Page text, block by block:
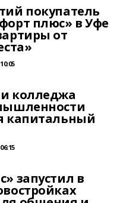
покупатель
плюс» в Уфе
от
колледжа
капитальный
запустил в